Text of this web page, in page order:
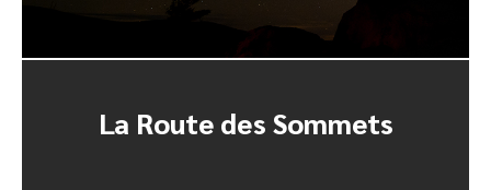
La Route des Sommets